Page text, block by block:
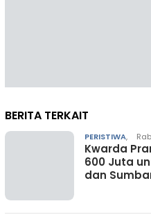
BERITA TERKAIT
PERISTIWA,
Kwarda
600 Juta
dan